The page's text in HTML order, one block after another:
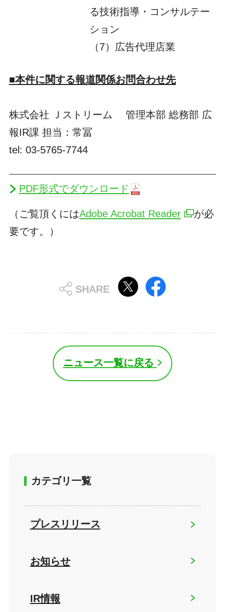
る技術指導・コンサルテー
ション
（7）広告代理店業
■本件に関する報道関係お問合わせ先
株式会社 Ｊストリーム 管理本部 総務部 広
報IR課 担当：常冨
tel: 03-5765-7744
PDF形式でダウンロード
（ご覧頂くにはAdobe Acrobat Reader
が必
要です。）
ニュース一覧に戻る
カテゴリ一覧
プレスリリース
お知らせ
IR情報